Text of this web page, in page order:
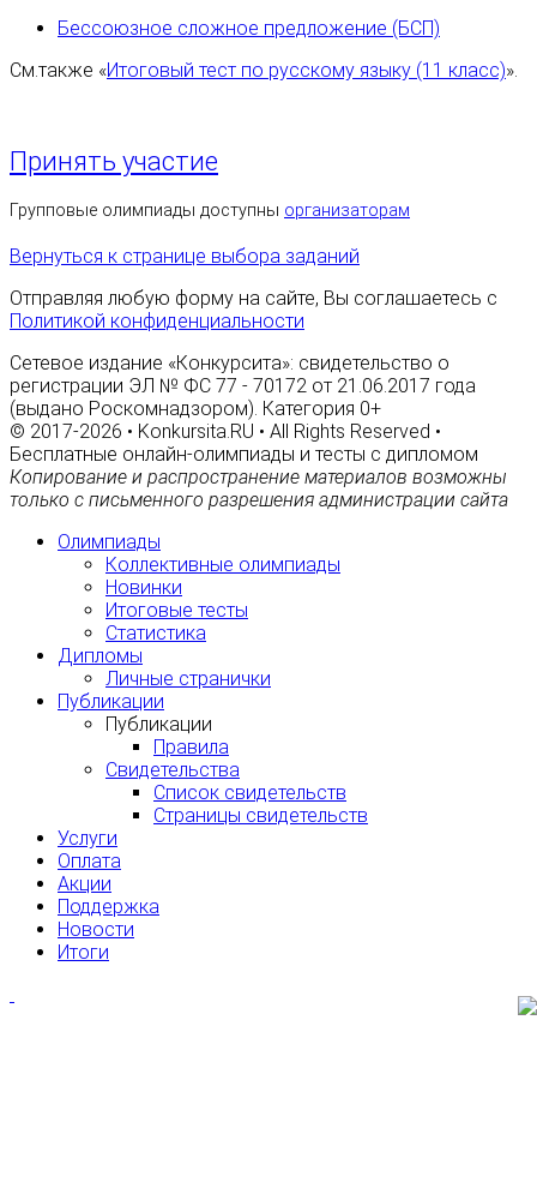
Бессоюзное сложное предложение (БСП)
См.также «Итоговый тест по русскому языку (11 класс)».
Принять участие
Групповые олимпиады доступны организаторам
Вернуться к странице выбора заданий
Отправляя любую форму на сайте, Вы соглашаетесь с
Политикой конфиденциальности
Сетевое издание «Конкурсита»: свидетельство о
регистрации ЭЛ № ФС 77 - 70172 от 21.06.2017 года
(выдано Роскомнадзором). Категория 0+
© 2017-2026 • Konkursita.RU • All Rights Reserved •
Бесплатные онлайн-олимпиады и тесты с дипломом
Копирование и распространение материалов возможны
только с письменного разрешения администрации сайта
Олимпиады
Коллективные олимпиады
Новинки
Итоговые тесты
Статистика
Дипломы
Личные странички
Публикации
Публикации
Правила
Свидетельства
Список свидетельств
Страницы свидетельств
Услуги
Оплата
Акции
Поддержка
Новости
Итоги